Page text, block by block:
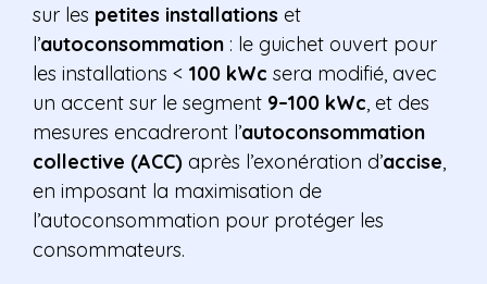
sur les petites installations et
l’autoconsommation : le guichet ouvert pour
les installations < 100 kWc sera modifié, avec
un accent sur le segment 9–100 kWc, et des
mesures encadreront l’autoconsommation
collective (ACC) après l’exonération d’accise,
en imposant la maximisation de
l’autoconsommation pour protéger les
consommateurs.